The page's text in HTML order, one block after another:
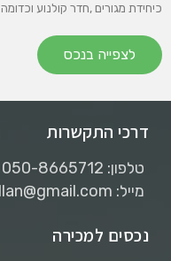
כיחידת מגורים ,חדר קולנוע וכדומה
לצפייה בנכס
דרכי התקשרות
טלפון: 050-8665712
מייל: somechnadlan@gmail.com
נכסים למכירה